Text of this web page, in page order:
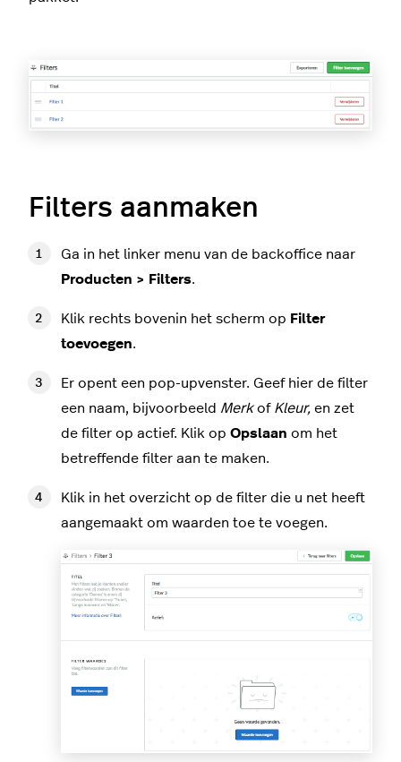
Filters aanmaken
Ga in het linker menu van de backoffice naar
Producten > Filters.
Klik rechts bovenin het scherm op Filter
toevoegen.
Er opent een pop-upvenster. Geef hier de filter
een naam, bijvoorbeeld Merkof Kleur, en zet
de filter op actief. Klik op Opslaan om het
betreffende filter aan te maken.
Klik in het overzicht op de filter die u net heeft
aangemaakt om waarden toe te voegen.